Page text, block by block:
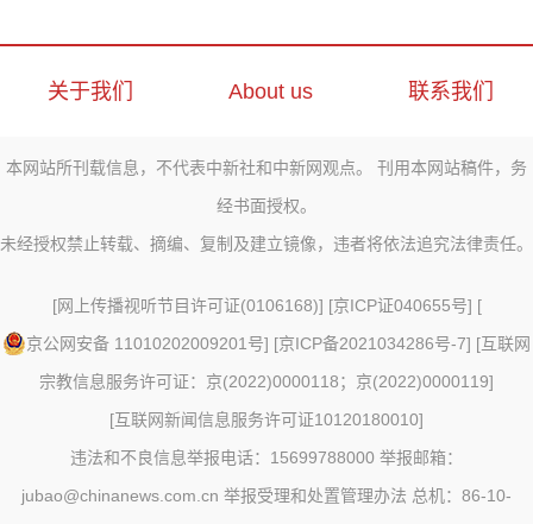
关于我们 About us 联系我们
本网站所刊载信息，不代表中新社和中新网观点。 刊用本网站稿件，务
经书面授权。
未经授权禁止转载、摘编、复制及建立镜像，违者将依法追究法律责任。
[网上传播视听节目许可证(0106168)] [京ICP证040655号] [
京公网安备 11010202009201号] [京ICP备2021034286号-7] [互联网
宗教信息服务许可证：京(2022)0000118；京(2022)0000119]
[互联网新闻信息服务许可证10120180010]
违法和不良信息举报电话：15699788000 举报邮箱：
jubao@chinanews.com.cn 举报受理和处置管理办法 总机：86-10-